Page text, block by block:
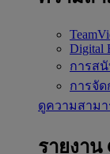
Digital
การส
การจั
ดูความสาม
รายงาน